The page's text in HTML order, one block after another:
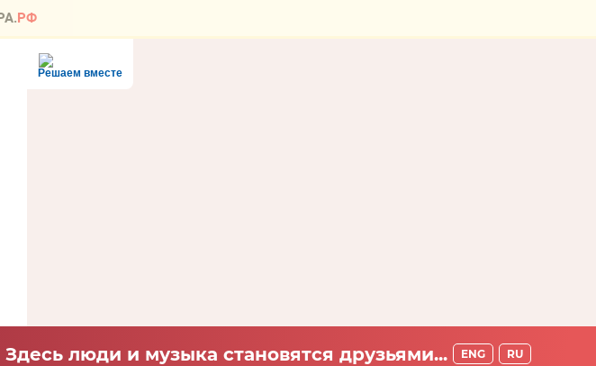
Решаем вместе
Здесь люди и музыка становятся друзьями... ENG RU